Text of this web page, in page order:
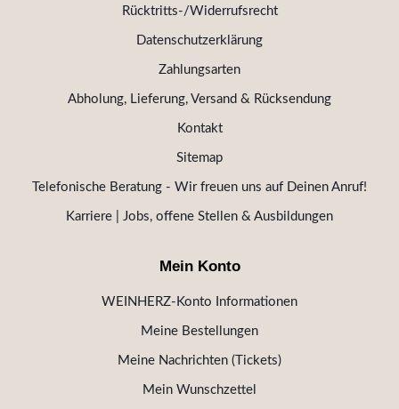
Rücktritts-/Widerrufsrecht
Datenschutzerklärung
Zahlungsarten
Abholung, Lieferung, Versand & Rücksendung
Kontakt
Sitemap
Telefonische Beratung - Wir freuen uns auf Deinen Anruf!
Karriere | Jobs, offene Stellen & Ausbildungen
Mein Konto
WEINHERZ-Konto Informationen
Meine Bestellungen
Meine Nachrichten (Tickets)
Mein Wunschzettel